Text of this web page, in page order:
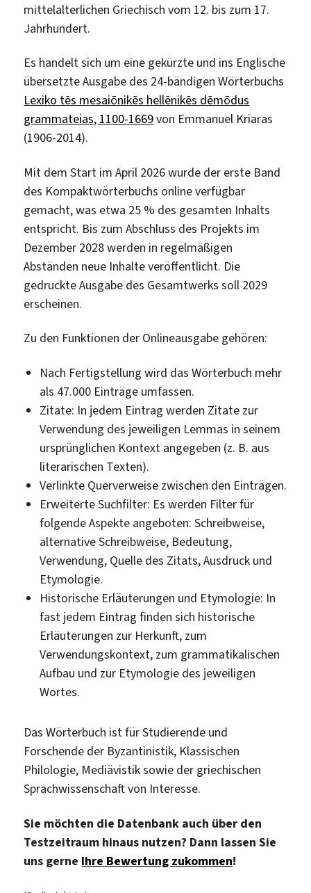
mittelalterlichen Griechisch vom 12. bis zum 17.
Jahrhundert.
Es handelt sich um eine gekürzte und ins Englische
übersetzte Ausgabe des 24-bändigen Wörterbuchs
Lexiko tēs mesaiōnikēs hellēnikēs dēmōdus
grammateias, 1100-1669von Emmanuel Kriaras
(1906-2014).
Mit dem Start im April 2026 wurde der erste Band
des Kompaktwörterbuchs online verfügbar
gemacht, was etwa 25 % des gesamten Inhalts
entspricht. Bis zum Abschluss des Projekts im
Dezember 2028 werden in regelmäßigen
Abständen neue Inhalte veröffentlicht. Die
gedruckte Ausgabe des Gesamtwerks soll 2029
erscheinen.
Zu den Funktionen der Onlineausgabe gehören:
Nach Fertigstellung wird das Wörterbuch mehr
als 47.000 Einträge umfassen.
Zitate: In jedem Eintrag werden Zitate zur
Verwendung des jeweiligen Lemmas in seinem
ursprünglichen Kontext angegeben (z. B. aus
literarischen Texten).
Verlinkte Querverweise zwischen den Einträgen.
Erweiterte Suchfilter: Es werden Filter für
folgende Aspekte angeboten: Schreibweise,
alternative Schreibweise, Bedeutung,
Verwendung, Quelle des Zitats, Ausdruck und
Etymologie.
Historische Erläuterungen und Etymologie: In
fast jedem Eintrag finden sich historische
Erläuterungen zur Herkunft, zum
Verwendungskontext, zum grammatikalischen
Aufbau und zur Etymologie des jeweiligen
Wortes.
Das Wörterbuch ist für Studierende und
Forschende der Byzantinistik, Klassischen
Philologie, Mediävistik sowie der griechischen
Sprachwissenschaft von Interesse.
Sie möchten die Datenbank auch über den
Testzeitraum hinaus nutzen? Dann lassen Sie
uns gerne Ihre Bewertung zukommen!